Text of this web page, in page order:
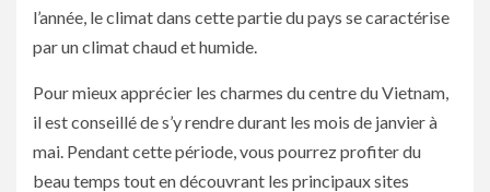
l’année, le climat dans cette partie du pays se caractérise
par un climat chaud et humide.
Pour mieux apprécier les charmes du centre du Vietnam,
il est conseillé de s’y rendre durant les mois de janvier à
mai. Pendant cette période, vous pourrez profiter du
beau temps tout en découvrant les principaux sites